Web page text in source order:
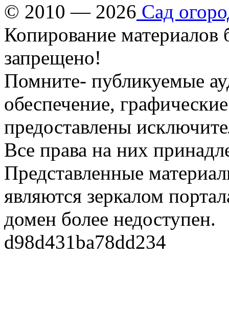
© 2010 — 2026 Сад
Копирование материалов
запрещено!
Помните- публикуемые
обеспечение,
предоставлены
Все права на них
Представленные
являются зеркалом
домен более недоступен.
d98d431ba78dd234